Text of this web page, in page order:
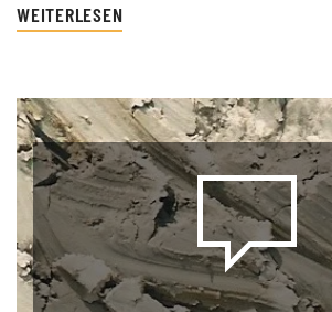
WEITERLESEN